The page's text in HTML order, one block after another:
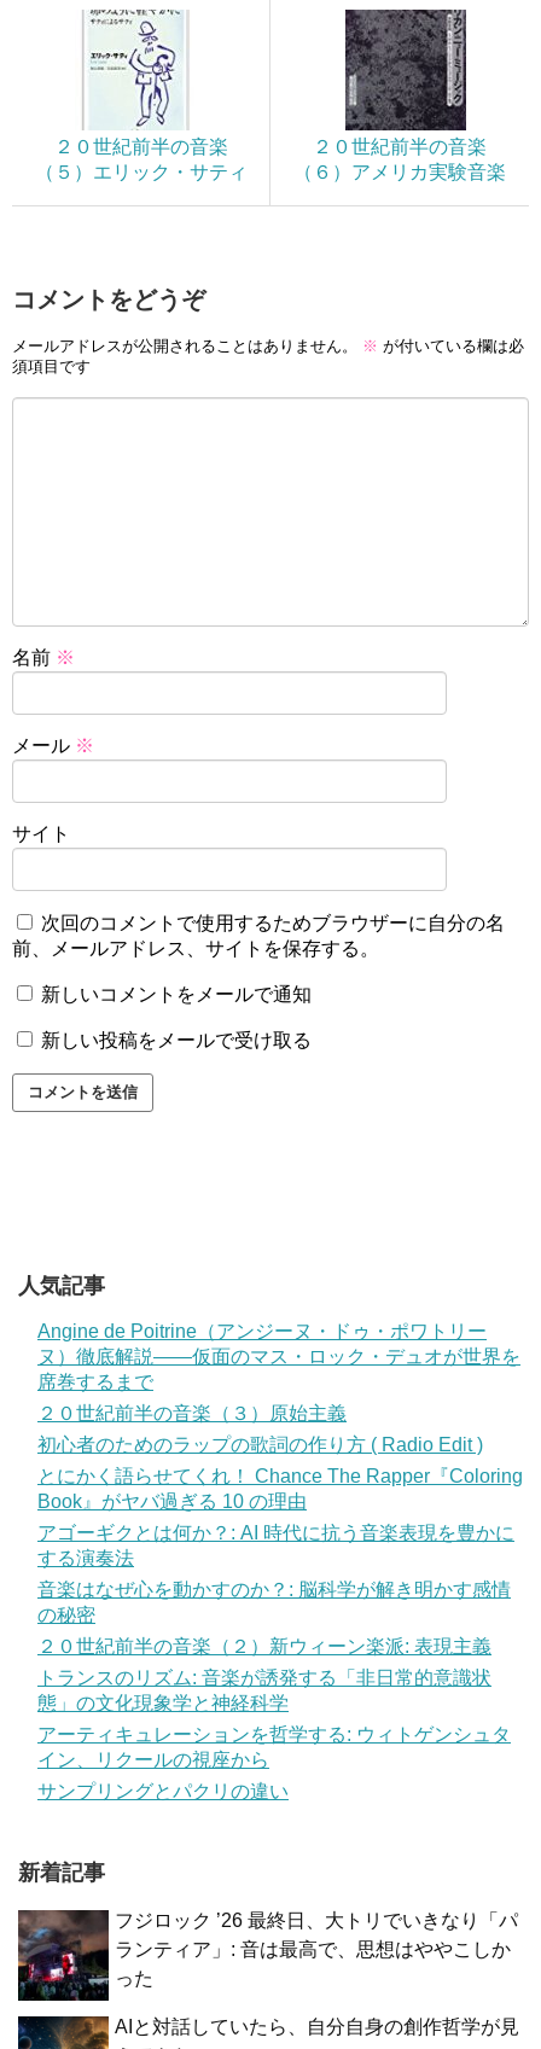
２０世紀前半の音楽
（５）エリック・サティ
２０世紀前半の音楽
（６）アメリカ実験音楽
コメントをどうぞ
メールアドレスが公開されることはありません。 ※ が付いている欄は必
須項目です
名前 ※
メール ※
サイト
次回のコメントで使用するためブラウザーに自分の名
前、メールアドレス、サイトを保存する。
新しいコメントをメールで通知
新しい投稿をメールで受け取る
人気記事
Angine de Poitrine（アンジーヌ・ドゥ・ポワトリー
ヌ）徹底解説——仮面のマス・ロック・デュオが世界を
席巻するまで
２０世紀前半の音楽（３）原始主義
初心者のためのラップの歌詞の作り方 ( Radio Edit )
とにかく語らせてくれ！ Chance The Rapper『Coloring
Book』がヤバ過ぎる 10 の理由
アゴーギクとは何か？: AI 時代に抗う音楽表現を豊かに
する演奏法
音楽はなぜ心を動かすのか？: 脳科学が解き明かす感情
の秘密
２０世紀前半の音楽（２）新ウィーン楽派: 表現主義
トランスのリズム: 音楽が誘発する「非日常的意識状
態」の文化現象学と神経科学
アーティキュレーションを哲学する: ウィトゲンシュタ
イン、リクールの視座から
サンプリングとパクリの違い
新着記事
フジロック ’26 最終日、大トリでいきなり「パ
ランティア」: 音は最高で、思想はややこしか
った
AIと対話していたら、自分自身の創作哲学が見